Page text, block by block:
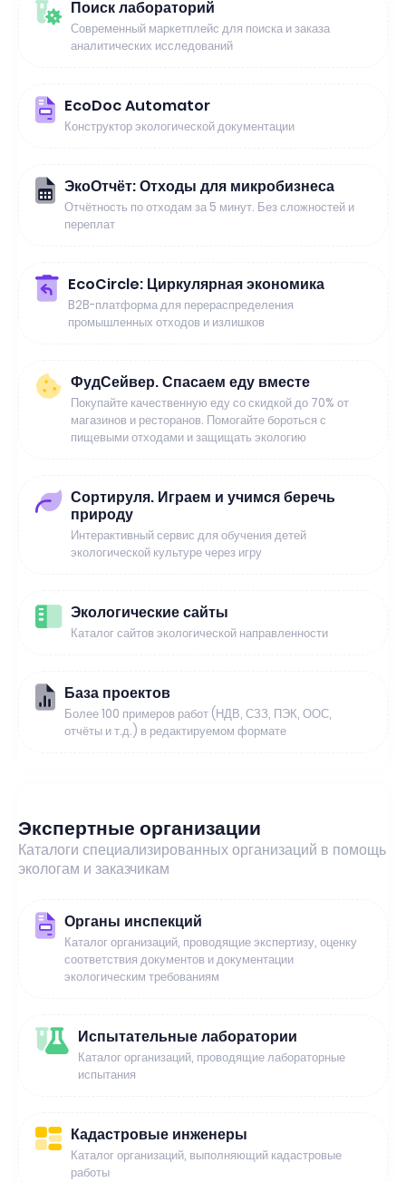
Поиск лабораторий
Современный маркетплейс для поиска и заказа
аналитических исследований
EcoDoc Automator
Конструктор экологической документации
ЭкоОтчёт: Отходы для микробизнеса
Отчётность по отходам за 5 минут. Без сложностей и
переплат
EcoCircle: Циркулярная экономика
B2B-платформа для перераспределения
промышленных отходов и излишков
ФудСейвер. Спасаем еду вместе
Покупайте качественную еду со скидкой до 70% от
магазинов и ресторанов. Помогайте бороться с
пищевыми отходами и защищать экологию
Сортируля. Играем и учимся беречь
природу
Интерактивный сервис для обучения детей
экологической культуре через игру
Экологические сайты
Каталог сайтов экологической направленности
База проектов
Более 100 примеров работ (НДВ, СЗЗ, ПЭК, ООС,
отчёты и т.д.) в редактируемом формате
Экспертные организации
Каталоги специализированных организаций в помощь
экологам и заказчикам
Органы инспекций
Каталог организаций, проводящие экспертизу, оценку
соответствия документов и документации
экологическим требованиям
Испытательные лаборатории
Каталог организаций, проводящие лабораторные
испытания
Кадастровые инженеры
Каталог организаций, выполняющий кадастровые
работы